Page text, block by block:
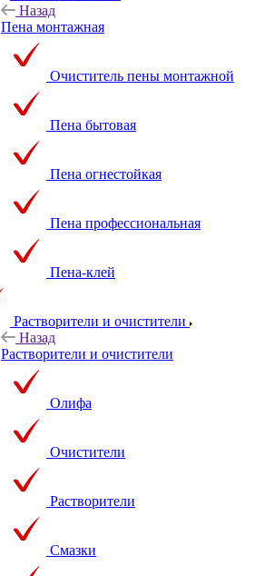
Назад
Пена монтажная
Очиститель пены монтажной
Пена бытовая
Пена огнестойкая
Пена профессиональная
Пена-клей
Растворители и очистители
Назад
Растворители и очистители
Олифа
Очистители
Растворители
Смазки